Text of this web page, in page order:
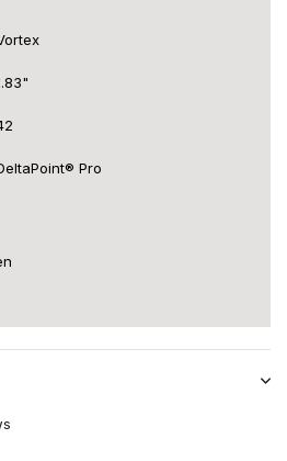
Pro